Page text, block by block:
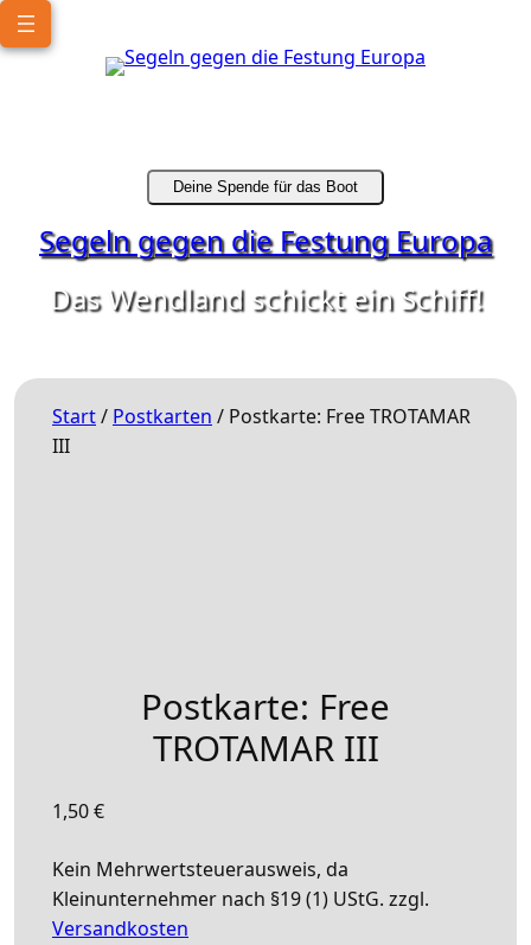
Zum
Inhalt
Segeln gegen die Festung Europa
Das Wendland schickt ein Schiff!
Deine Spende für das Boot
Start/ Postkarten / Postkarte: Free TROTAMAR
III
Postkarte: Free
TROTAMAR III
1,50€
Kein Mehrwertsteuerausweis, da
Kleinunternehmer nach §19 (1) UStG. zzgl.
Versandkosten